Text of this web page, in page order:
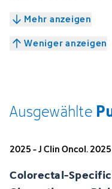
Mehr anzeigen
Weniger anzeigen
Ausgewählte
2025 - J Clin Oncol.
Colorectal-